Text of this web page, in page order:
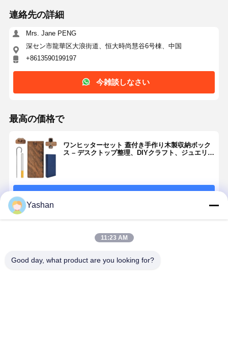
連絡先の詳細
Mrs. Jane PENG
深セン市龍華区大浪街道、恒大時尚慧谷6号棟、中国
+8613590199197
今雑談しなさい
最高の価格で
ワンヒッターセット 蓋付き手作り木製収納ボック
ス – デスクトップ整理、DIYクラフト、ジュエリ
推薦されたプロダクト
Yashan
11:23 AM
Good day, what product are you looking for?